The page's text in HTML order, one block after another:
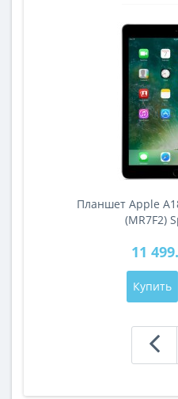
Планшет Apple
(MR7F2)
11
Купить